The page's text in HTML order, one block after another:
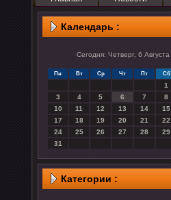
Календарь :
Сегодня: Четверг, 6 Августа
Пн Вт Ср Чт Пт Сб
1
3
4 5 6 7 8
10
11 12 13 14 15
17
18 19 20 21 22
24
25 26 27 28 29
31
Категории :